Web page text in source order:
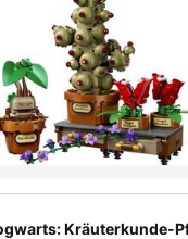
Kräuterkunde-